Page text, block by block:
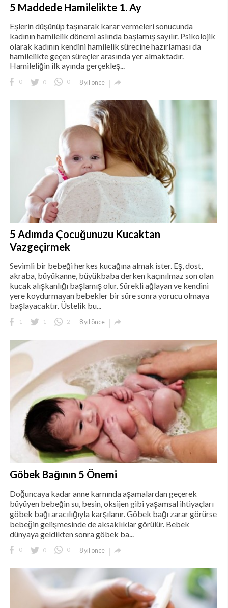
5 Maddede Hamilelikte 1. Ay
Eşlerin düşünüp taşınarak karar vermeleri sonucunda
kadının hamilelik dönemi aslında başlamış sayılır. Psikolojik
olarak kadının kendini hamilelik sürecine hazırlaması da
hamilelikte geçen süreçler arasında yer almaktadır.
Hamileliğin ilk ayında gerçekleş...
0 0 0 8 yıl önce 
5 Adımda Çocuğunuzu Kucaktan
Vazgeçirmek
Sevimli bir bebeği herkes kucağına almak ister. Eş, dost,
akraba, büyükanne, büyükbaba derken kaçınılmaz son olan
kucak alışkanlığı başlamış olur. Sürekli ağlayan ve kendini
yere koydurmayan bebekler bir süre sonra yorucu olmaya
başlayacaktır. Üstelik bu...
1 1 2 8 yıl önce 
Göbek Bağının 5 Önemi
Doğuncaya kadar anne karnında aşamalardan geçerek
büyüyen bebeğin su, besin, oksijen gibi yaşamsal ihtiyaçları
göbek bağı aracılığıyla karşılanır. Göbek bağı zarar görürse
bebeğin gelişmesinde de aksaklıklar görülür. Bebek
dünyaya geldikten sonra göbek ba...
0 0 0 8 yıl önce 